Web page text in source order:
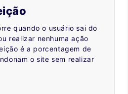
quando o usuário sai do
realizar nenhuma ação
é a porcentagem de
o site sem realizar